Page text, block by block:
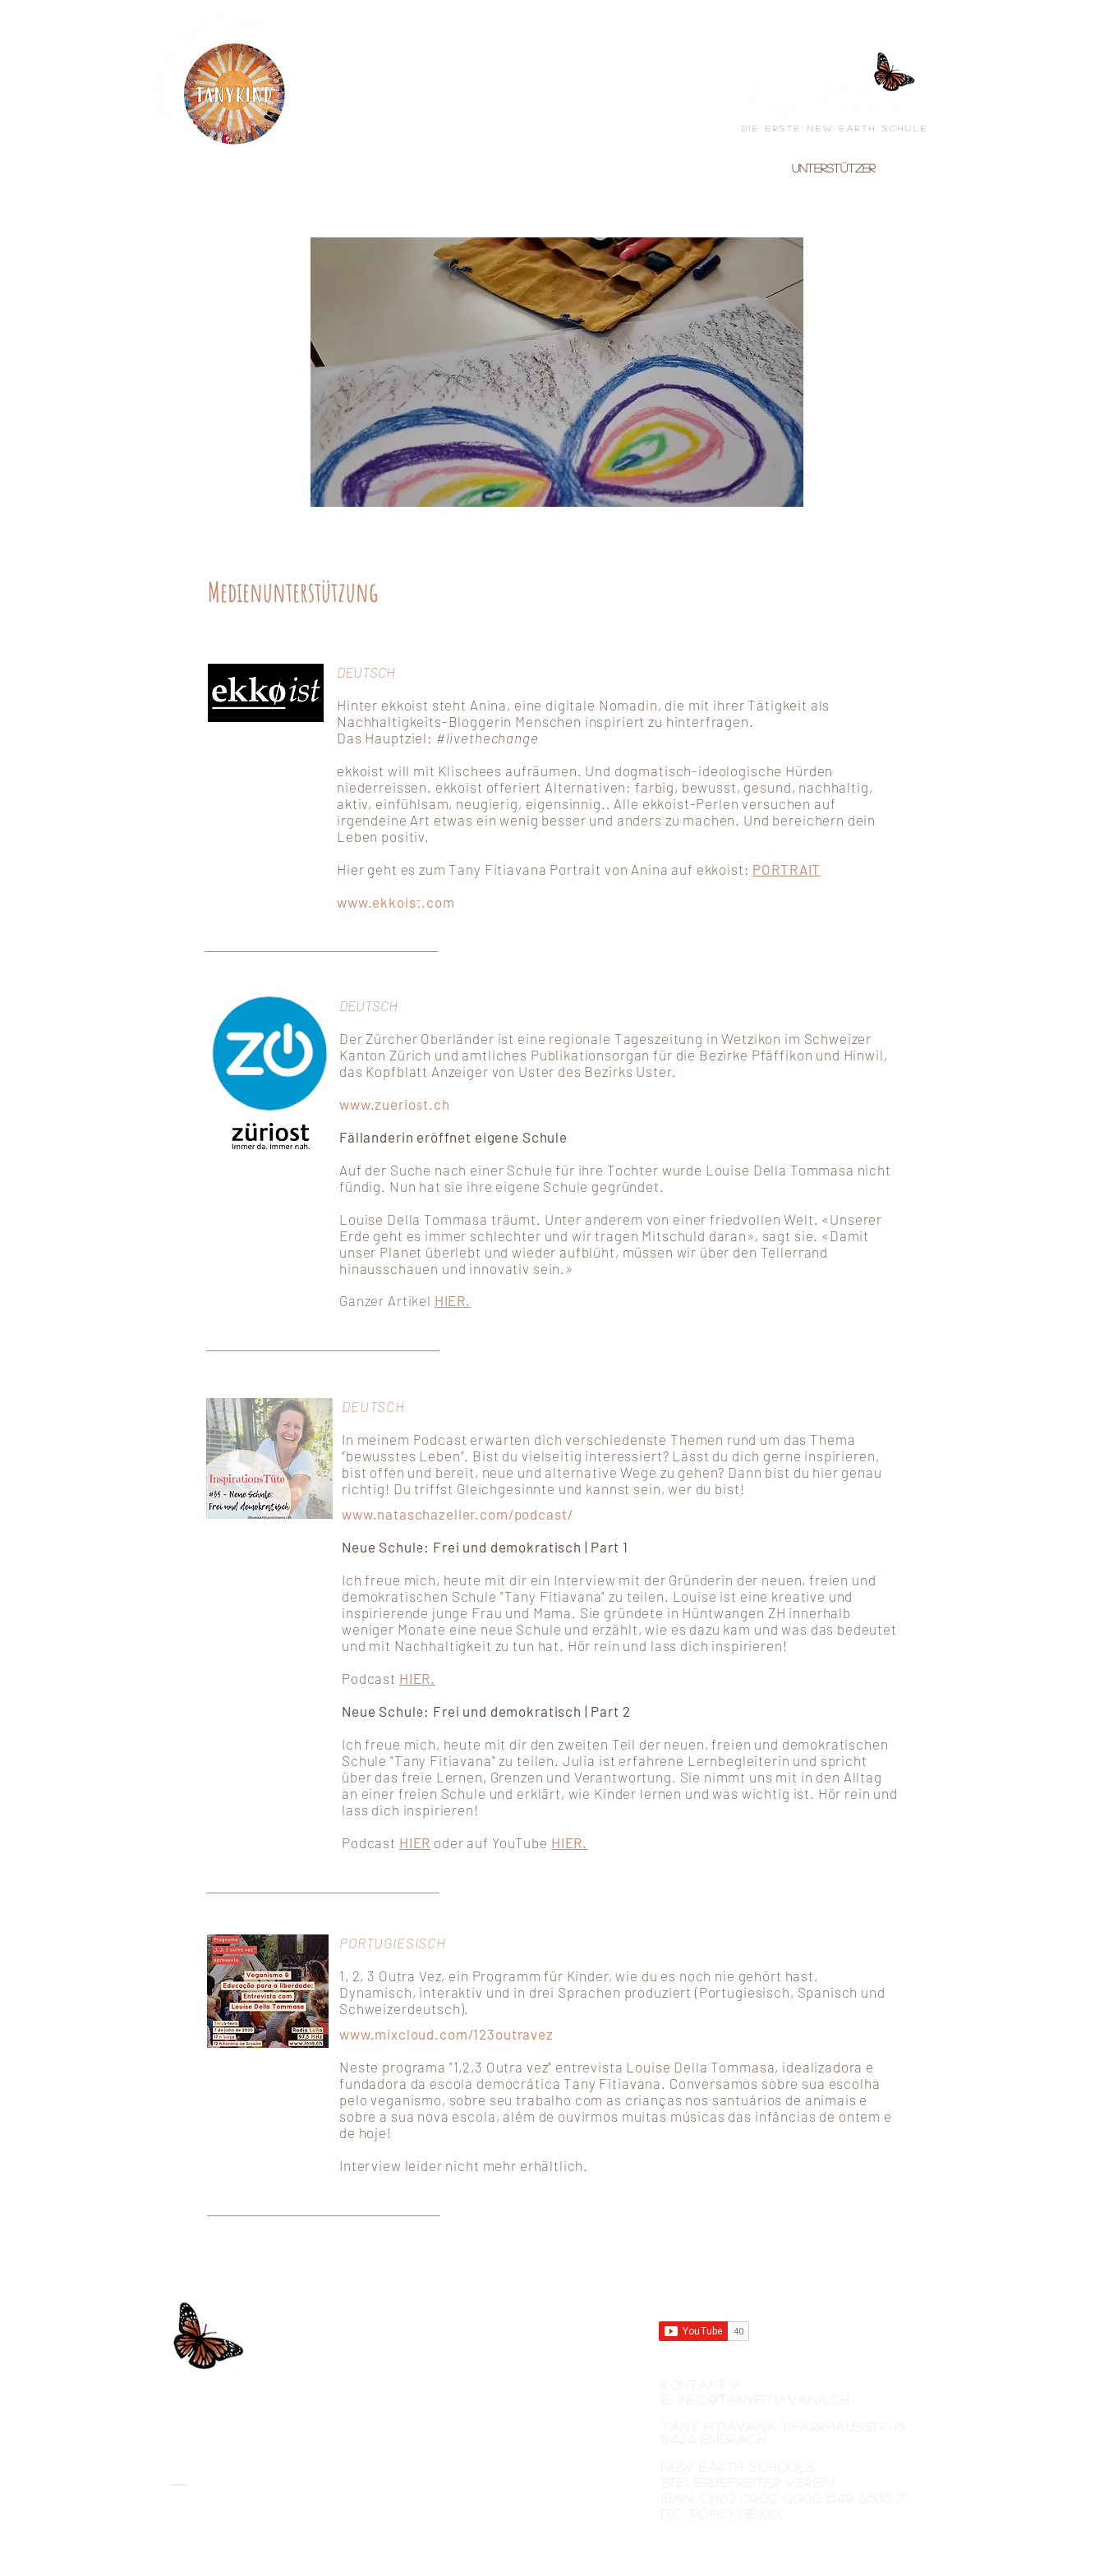
die erste New Earth Schule
Unterstützer
Medienunterstützung
DEUTSCH
Hinter ekkoist steht Anina, eine digitale Nomadin, die mit ihrer Tätigkeit als
Nachhaltigkeits-Bloggerin Menschen inspiriert zu hinterfragen.
Das Hauptziel: #livethechange
ekkoist will mit Klischees aufräumen. Und dogmatisch-ideologische Hürden
niederreissen. ekkoist offeriert Alternativen: farbig, bewusst, gesund, nachhaltig,
aktiv, einfühlsam, neugierig, eigensinnig.. Alle ekkoist-Perlen versuchen auf
irgendeine Art etwas ein wenig besser und anders zu machen. Und bereichern dein
Leben positiv.
Hier geht es zum Tany Fitiavana Portrait von Anina auf ekkoist : PORTRAIT
www.ekkoist.com
DEUTSCH
Der Zürcher Oberländer ist eine regionale Tageszeitung in Wetzikon im Schweizer
Kanton Zürich und amtliches Publikationsorgan für die Bezirke Pfäffikon und Hinwil,
das Kopfblatt Anzeiger von Uster des Bezirks Uster.
www.zueriost.ch
Fällanderin eröffnet eigene Schule
Auf der Suche nach einer Schule für ihre Tochter wurde Louise Della Tommasa nicht
fündig. Nun hat sie ihre eigene Schule gegründet.
Louise Della Tommasa träumt. Unter anderem von einer friedvollen Welt. «Unserer
Erde geht es immer schlechter und wir tragen Mitschuld daran», sagt sie. «Damit
unser Planet überlebt und wieder aufblüht, müssen wir über den Tellerrand
hinausschauen und innovativ sein.»
Ganzer Artikel HIER.
DEUTSCH
In meinem Podcast erwarten dich verschiedenste Themen rund um das Thema
“bewusstes Leben”. Bist du vielseitig interessiert? Lässt du dich gerne inspirieren,
bist offen und bereit, neue und alternative Wege zu gehen? Dann bist du hier genau
richtig! Du triffst Gleichgesinnte und kannst sein, wer du bist!
www.nataschazeller.com/podcast/
Neue Schule: Frei und demokratisch | Part 1
Ich freue mich, heute mit dir ein Interview mit der Gründerin der neuen, freien und
demokratischen Schule "Tany Fitiavana" zu teilen. Louise ist eine kreative und
inspirierende junge Frau und Mama. Sie gründete in Hüntwangen ZH innerhalb
weniger Monate eine neue Schule und erzählt, wie es dazu kam und was das bedeutet
und mit Nachhaltigkeit zu tun hat. Hör rein und lass dich inspirieren!
Podcast HIER.
Neue Schule: Frei und demokratisch | Part 2
Ich freue mich, heute mit dir den zweiten Teil der neuen, freien und demokratischen
Schule "Tany Fitiavana" zu teilen. Julia ist erfahrene Lernbegleiterin und spricht
über das freie Lernen, Grenzen und Verantwortung. Sie nimmt uns mit in den Alltag
an einer freien Schule und erklärt, wie Kinder lernen und was wichtig ist. Hör rein und
lass dich inspirieren!
Podcast HIER oder auf YouTube HIER.
PORTUGIESISCH
1, 2, 3 Outra Vez, ein Programm für Kinder, wie du es noch nie gehört hast.
Dynamisch, interaktiv und in drei Sprachen produziert (Portugiesisch, Spanisch und
Schweizerdeutsch).
www.mixcloud.com/123outravez
Neste programa "1,2,3 Outra vez" entrevista Louise Della Tommasa, idealizadora e
fundadora da escola democrática Tany Fitiavana. Conversamos sobre sua escolha
pelo veganismo, sobre seu trabalho com as crianças nos santuários de animais e
sobre a sua nova escola, além de ouvirmos muitas músicas das infâncias de ontem e
de hoje!
Interview leider nicht mehr erhältlich.